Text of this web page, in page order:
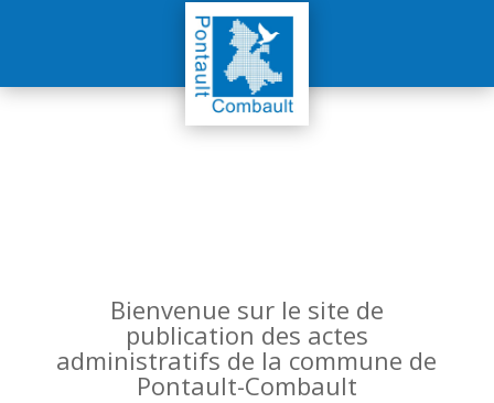
Bienvenue sur le site de
publication des actes
administratifs de la commune de
Pontault-Combault